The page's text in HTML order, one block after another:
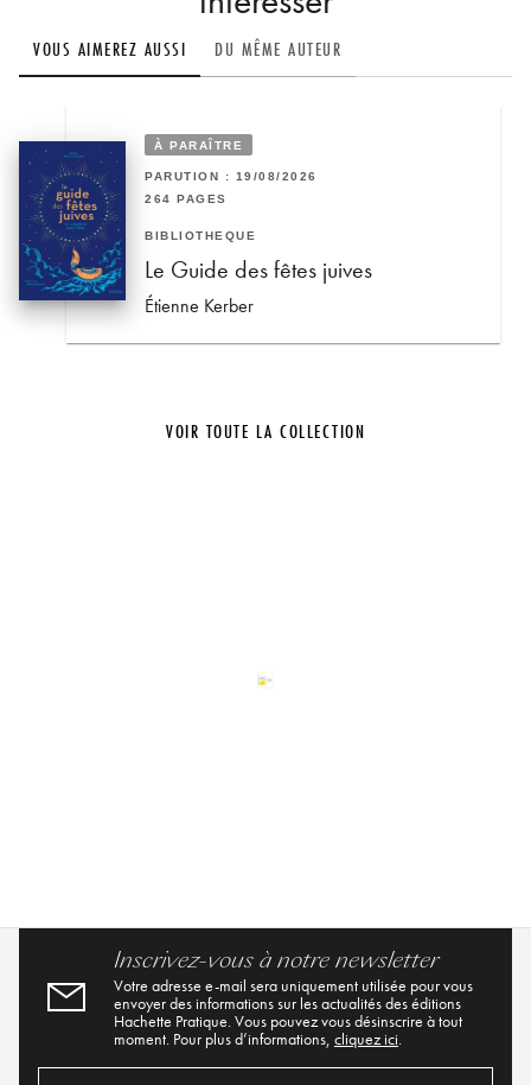
VOUS AIMEREZ AUSSI DU MÊME AUTEUR
À PARAÎTRE
PARUTION : 19/08/2026
264 PAGES
BIBLIOTHÈQUE
Le Guide des fêtes juives
Étienne Kerber
VOIR TOUTE LA COLLECTION
Inscrivez-vous à notre newsletter
Votre adresse e-mail sera uniquement utilisée pour vous
envoyer des informations sur les actualités des éditions
Hachette Pratique. Vous pouvez vous désinscrire à tout
moment. Pour plus d’informations, cliquez ici.